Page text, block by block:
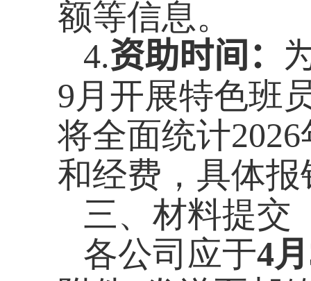
额等信息。
4.资助时间：
9月开展特色班
将全面统计2026
和经费，具体
三、材料提交
各公司应于4月